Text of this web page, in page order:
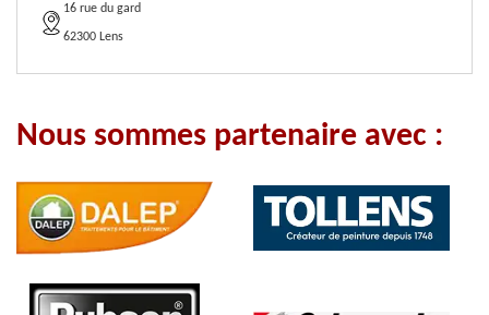
16 rue du gard
62300 Lens
Nous sommes partenaire avec :